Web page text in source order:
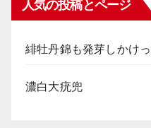
人気の投稿とページ
緋牡丹錦も発芽しかけ
濃白大疣兜